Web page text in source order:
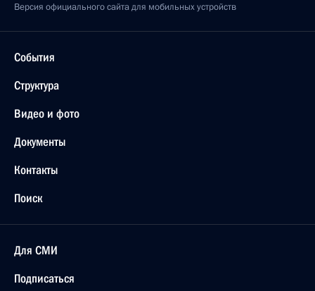
Версия официального сайта для мобильных устройств
События
Структура
Видео и фото
Документы
Контакты
Поиск
Для СМИ
Подписаться